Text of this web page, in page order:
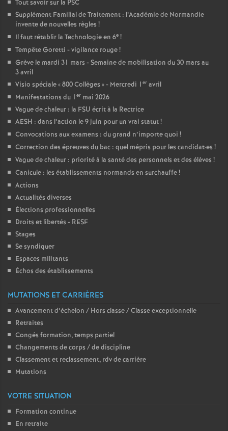
Tout savoir sur la PSC
Supplément Familial de Traitement : l’Académie de Normandie
invente de nouvelles règles !
Il faut rétablir la Technologie en 6e !
Tempête Goretti - vigilance rouge!
Grève le mardi 31 mars - Semaine de mobilisation du 30 mars au
3 avril
Visio spéciale «800 Collèges » - Mercredi 1 er avril
Manifestations du 1 er mai 2026
Vague de chaleur : la FSU écrit à la Rectrice
AESH : dans l’action le 9 juin pour un vrai statut!
Convocations aux examens : du grand n’importe quoi !
Correction des épreuves du bac : quel mépris pour les candidat·es !
Vague de chaleur : priorité à la santé des personnels et des élèves !
Canicule : les établissements normands en surchauffe!
Actions
Actualités diverses
Élections professionnelles
Droits et libertés - RESF
Stages
Se syndiquer
Espaces militants
Échos des établissements
MUTATIONS ET CARRIÈRES
Avancement d’échelon / Hors classe / Classe exceptionnelle
Retraites
Congés formation, temps partiel
Changements de corps / de discipline
Classement et reclassement, rdv de carrière
Mutations
VOTRE SITUATION
Formation continue
En retraite